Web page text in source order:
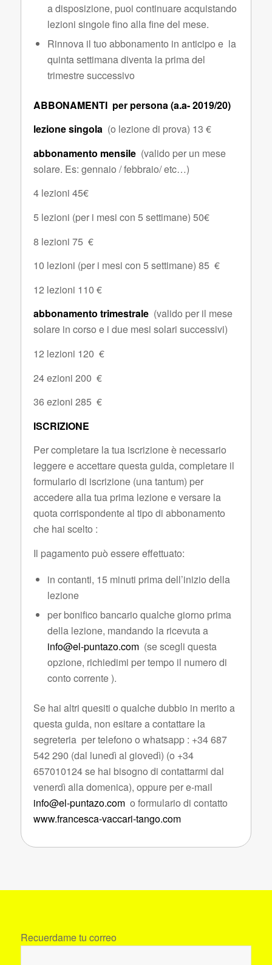
a disposizione, puoi continuare acquistando
lezioni singole fino alla fine del mese.
Rinnova il tuo abbonamento in anticipo e la
quinta settimana diventa la prima del
trimestre successivo
ABBONAMENTI per persona (a.a- 2019/20)
lezione singola (o lezione di prova) 13 €
abbonamento mensile (valido per un mese
solare. Es: gennaio / febbraio/ etc…)
4 lezioni 45€
5 lezioni (per i mesi con 5 settimane) 50€
8 lezioni 75 €
10 lezioni (per i mesi con 5 settimane) 85 €
12 lezioni 110 €
abbonamento trimestrale (valido per il mese
solare in corso e i due mesi solari successivi)
12 lezioni 120 €
24 ezioni 200 €
36 ezioni 285 €
ISCRIZIONE
Per completare la tua iscrizione è necessario
leggere e accettare questa guida, completare il
formulario di iscrizione (una tantum) per
accedere alla tua prima lezione e versare la
quota corrispondente al tipo di abbonamento
che hai scelto :
Il pagamento può essere effettuato:
in contanti, 15 minuti prima dell’inizio della
lezione
per bonifico bancario qualche giorno prima
della lezione, mandando la ricevuta a
info@el-puntazo.com(se scegli questa
opzione, richiedimi per tempo il numero di
conto corrente ).
Se hai altri quesiti o qualche dubbio in merito a
questa guida, non esitare a contattare la
segreteria per telefono o whatsapp : +34 687
542 290 (dal lunedì al giovedì) (o +34
657010124 se hai bisogno di contattarmi dal
venerdì alla domenica), oppure per e-mail
info@el-puntazo.como formulario di contatto
www.francesca-vaccari-tango.com
Recuerdame tu correo